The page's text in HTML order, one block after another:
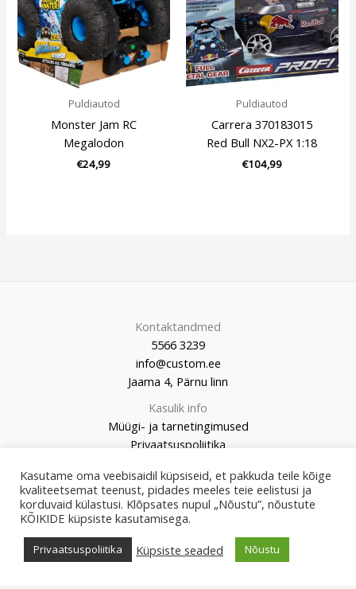
Puldiautod
Monster Jam RC
Megalodon
€24,99
Puldiautod
Carrera 370183015
Red Bull NX2-PX 1:18
€104,99
Kontaktandmed
5566 3239
info@custom.ee
Jaama 4, Pärnu linn
Kasulik info
Müügi- ja tarnetingimused
Privaatsuspoliitika
© 2026 Custom Market
Kasutame oma veebisaidil küpsiseid, et pakkuda teile kõige
kvaliteetsemat teenust, pidades meeles teie eelistusi ja
korduvaid külastusi. Klõpsates nupul „Nõustu”, nõustute
KÕIKIDE küpsiste kasutamisega.
Privaatsuspoliitika Küpsiste seaded Nõustu